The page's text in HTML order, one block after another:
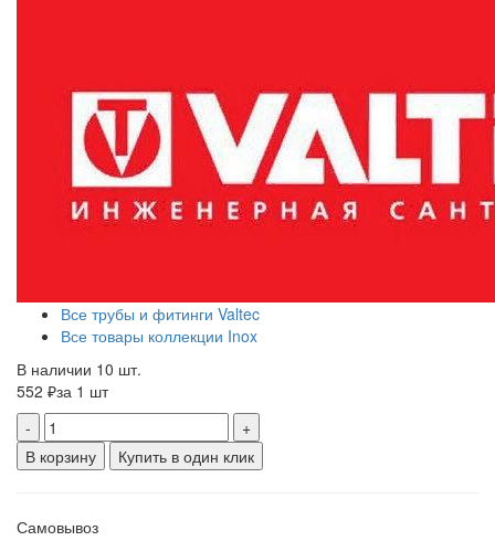
Все трубы и фитинги Valtec
Все товары коллекции Inox
В наличии 10 шт.
552 ₽за 1 шт
-
+
В корзину
Купить в один клик
Самовывоз